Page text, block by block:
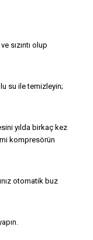
sızıntı olup
su ile temizleyin;
yılda birkaç kez
kompresörün
otomatik buz